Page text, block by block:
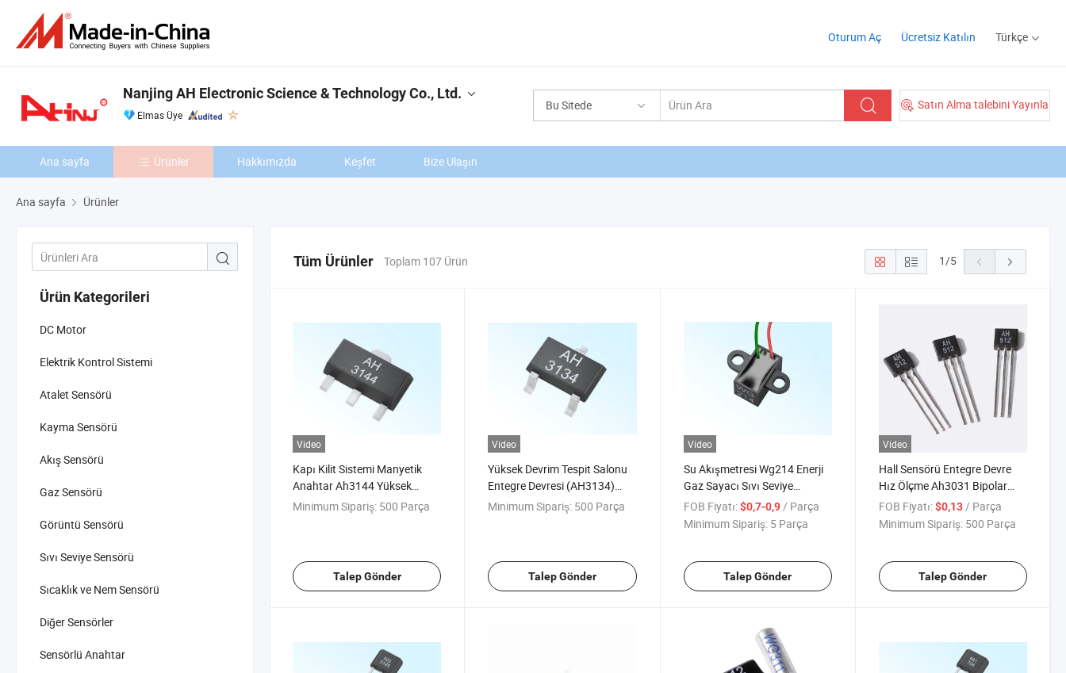
Oturum Aç Ücretsiz Katılın Türkçe
Bu Sitede Satın Alma talebini Yayınla
Nanjing AH Electronic Science & Technology Co., Ltd.
Elmas Üye
Ana sayfa Ürünler Hakkımızda Keşfet Bize Ulaşın
Ana sayfa Ürünler
Ürün Kategorileri
DC Motor
Elektrik Kontrol Sistemi
Atalet Sensörü
Kayma Sensörü
Akış Sensörü
Gaz Sensörü
Görüntü Sensörü
Sıvı Seviye Sensörü
Sıcaklık ve Nem Sensörü
Diğer Sensörler
Sensörlü Anahtar
Tüm Ürünler Toplam 107 Ürün 1/5
Video
Kapı Kilit Sistemi Manyetik
Anahtar Ah3144 Yüksek
Hassasiyetli Dijital Unipolar
Minimum Sipariş: 500 Parça
Talep Gönder
Video
Yüksek Devrim Tespit Salonu
Entegre Devresi (AH3134)
Unipolar Pozisyon Kontrol
Minimum Sipariş: 500 Parça
Talep Gönder
Video
Su Akışmetresi Wg214 Enerji
Gaz Sayacı Sıvı Seviye
Sensörü
FOB Fiyatı: $0,7-0,9/ Parça
Minimum Sipariş: 5 Parça
Talep Gönder
Video
Hall Sensörü Entegre Devre
Hız Ölçme Ah3031 Bipolar
Hall Entegre Devresi Fırçasız
Motor için
FOB Fiyatı: $0,13/ Parça
Minimum Sipariş: 500 Parça
Talep Gönder